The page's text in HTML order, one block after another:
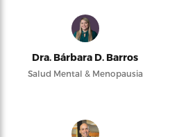
Dra. Bárbara D. Barros
Salud Mental & Menopausia